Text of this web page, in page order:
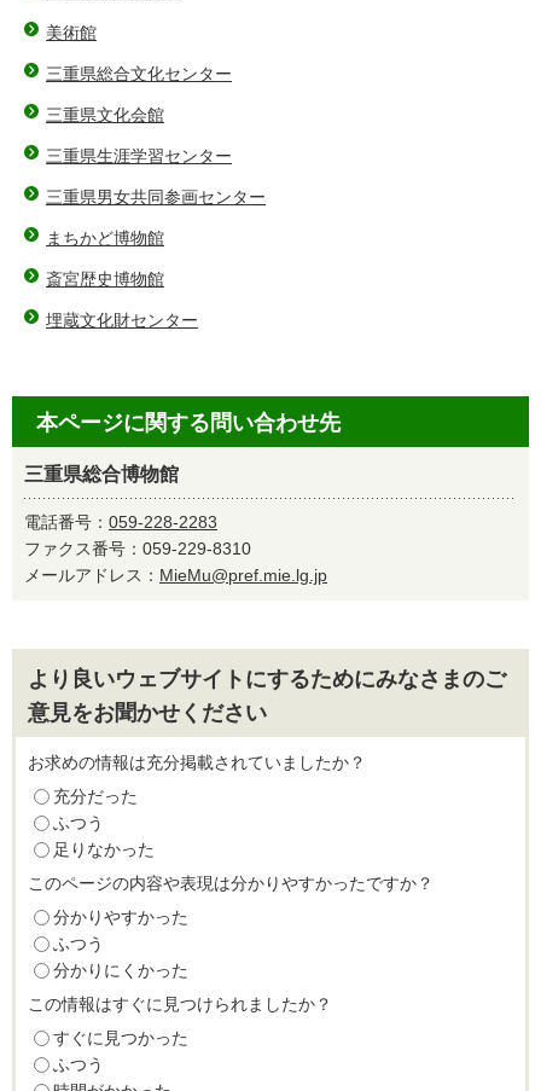
美術館
三重県総合文化センター
三重県文化会館
三重県生涯学習センター
三重県男女共同参画センター
まちかど博物館
斎宮歴史博物館
埋蔵文化財センター
本ページに関する問い合わせ先
三重県総合博物館
電話番号： 059-228-2283
ファクス番号：059-229-8310
メールアドレス： MieMu@pref.mie.lg.jp
より良いウェブサイトにするためにみなさまのご
意見をお聞かせください
お求めの情報は充分掲載されていましたか？
充分だった
ふつう
足りなかった
このページの内容や表現は分かりやすかったですか？
分かりやすかった
ふつう
分かりにくかった
この情報はすぐに見つけられましたか？
すぐに見つかった
ふつう